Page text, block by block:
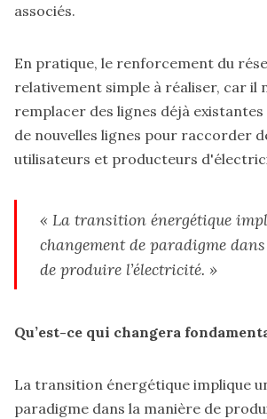
associés.
En pratique, le renforcement du
relativement simple à réaliser, car il
remplacer des lignes déjà
de nouvelles lignes pour raccorder
utilisateurs et producteurs
« La transition énergétique
changement de paradigme
de produire l’électricité. »
Qu’est-ce qui changera
La transition énergétique implique
paradigme dans la manière de